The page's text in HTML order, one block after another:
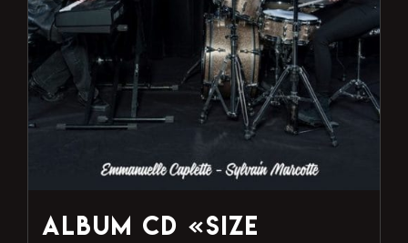
Album CD «Size